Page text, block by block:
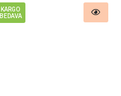
KARGO
BEDAVA